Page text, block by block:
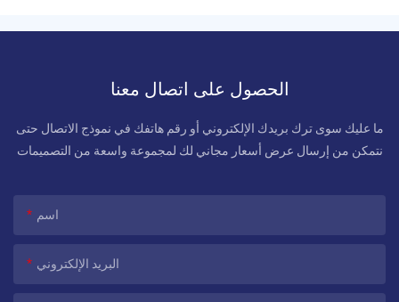
الحصول على اتصال معنا
ما عليك سوى ترك بريدك الإلكتروني أو رقم هاتفك في نموذج الاتصال حتى
نتمكن من إرسال عرض أسعار مجاني لك لمجموعة واسعة من التصميمات
اسم
البريد الإلكتروني